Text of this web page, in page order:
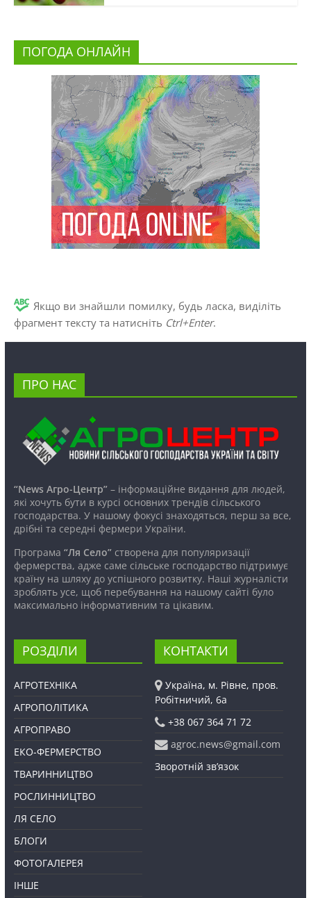
ПОГОДА ОНЛАЙН
Якщо ви знайшли помилку, будь ласка, виділіть
фрагмент тексту та натисніть Ctrl+Enter.
ПРО НАС
“News Агро-Центр”– інформаційне видання для людей,
які хочуть бути в курсі основних трендів сільського
господарства. У нашому фокусі знаходяться, перш за все,
дрібні та середні фермери України.
Програма “Ля Село”створена для популяризації
фермерства, адже саме сільське господарство підтримує
країну на шляху до успішного розвитку. Наші журналісти
зроблять усе, щоб перебування на нашому сайті було
максимально інформативним та цікавим.
РОЗДІЛИ
АГРОТЕХНІКА
АГРОПОЛІТИКА
АГРОПРАВО
ЕКО-ФЕРМЕРСТВО
ТВАРИННИЦТВО
РОСЛИННИЦТВО
ЛЯ СЕЛО
БЛОГИ
ФОТОГАЛЕРЕЯ
ІНШЕ
КОНТАКТИ
Україна, м. Рівне, пров.
Робітничий, 6а
+38 067 364 71 72
agroc.news@gmail.com
Зворотній зв’язок